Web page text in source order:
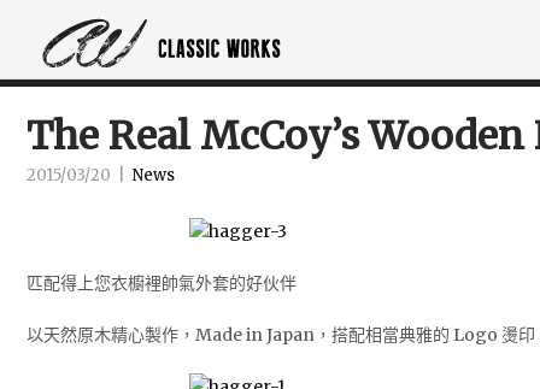
The Real McCoy’s
2015/03/20 News
匹配得上您衣櫥裡帥氣外套的好伙伴
以天然原木精心製作，Made in Japan，搭配相當典雅的 Logo 燙印